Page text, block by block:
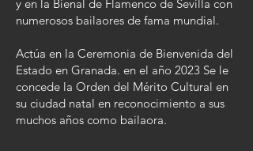
y en la Bienal de Flamenco de Sevilla con
numerosos bailaores de fama mundial.
Actúa en la Ceremonia de Bienvenida del
Estado en Granada. en el año 2023 Se le
concede la Orden del Mérito Cultural en
su ciudad natal en reconocimiento a sus
muchos años como bailaora.